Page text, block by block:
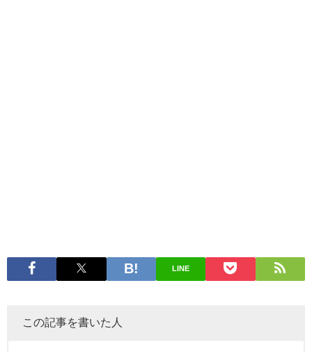
LINE
この記事を書いた人